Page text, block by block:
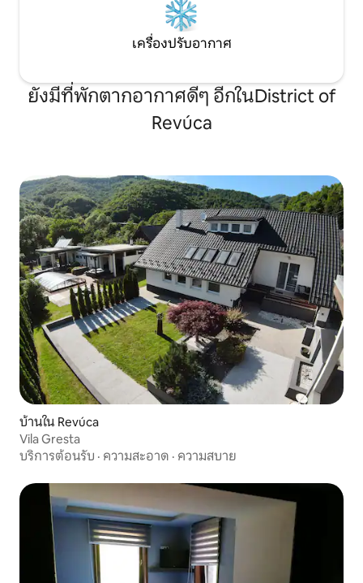
เครื่องปรับอากาศ
ยังมีที่พักตากอากาศดีๆ อีกในDistrict of
Revúca
บ้านใน Revúca
Vila Gresta
บริการต้อนรับ · ความสะอาด · ความสบาย